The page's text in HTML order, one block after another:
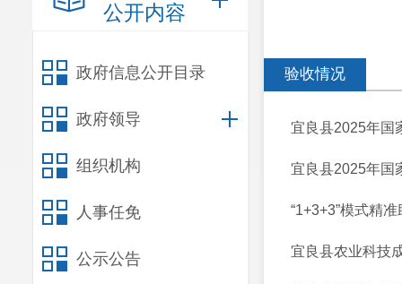
公开内容
政府信息公开目录
政府领导
组织机构
人事任免
公示公告
验收情况
宜良县2025年国
宜良县2025年国
“1+3+3”模式精
宜良县农业科技